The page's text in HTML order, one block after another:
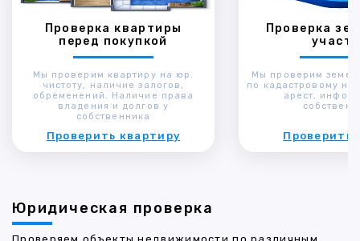
Проверка квартиры
перед покупкой
Мы проверим квартиру на юр.
чистоту, наличие залогов,
обременений. Наличие права
владения и долгов у
собственника
Проверить квартиру
Проверка
Мы проверим
по кадастровому
арест,
Проверить
Юридическая проверка